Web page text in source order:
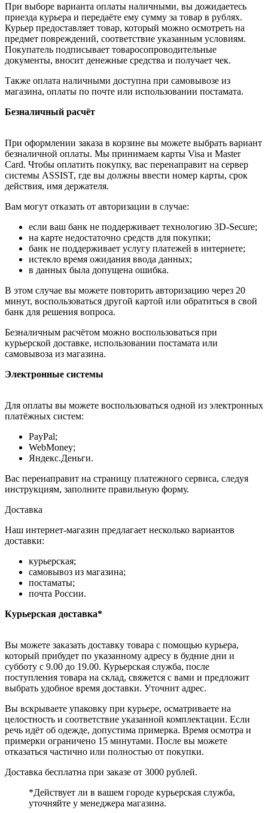
При выборе варианта оплаты наличными, вы дожидаетесь
приезда курьера и передаёте ему сумму за товар в рублях.
Курьер предоставляет товар, который можно осмотреть на
предмет повреждений, соответствие указанным условиям.
Покупатель подписывает товаросопроводительные
документы, вносит денежные средства и получает чек.
Также оплата наличными доступна при самовывозе из
магазина, оплаты по почте или использовании постамата.
Безналичный расчёт
При оформлении заказа в корзине вы можете выбрать вариант
безналичной оплаты. Мы принимаем карты Visa и Master
Card. Чтобы оплатить покупку, вас перенаправит на сервер
системы ASSIST, где вы должны ввести номер карты, срок
действия, имя держателя.
Вам могут отказать от авторизации в случае:
если ваш банк не поддерживает технологию 3D-Secure;
на карте недостаточно средств для покупки;
банк не поддерживает услугу платежей в интернете;
истекло время ожидания ввода данных;
в данных была допущена ошибка.
В этом случае вы можете повторить авторизацию через 20
минут, воспользоваться другой картой или обратиться в свой
банк для решения вопроса.
Безналичным расчётом можно воспользоваться при
курьерской доставке, использовании постамата или
самовывоза из магазина.
Электронные системы
Для оплаты вы можете воспользоваться одной из электронных
платёжных систем:
PayPal;
WebMoney;
Яндекс.Деньги.
Вас перенаправит на страницу платежного сервиса, следуя
инструкциям, заполните правильную форму.
Доставка
Наш интернет-магазин предлагает несколько вариантов
доставки:
курьерская;
самовывоз из магазина;
постаматы;
почта России.
Курьерская доставка*
Вы можете заказать доставку товара с помощью курьера,
который прибудет по указанному адресу в будние дни и
субботу с 9.00 до 19.00. Курьерская служба, после
поступления товара на склад, свяжется с вами и предложит
выбрать удобное время доставки. Уточнит адрес.
Вы вскрываете упаковку при курьере, осматриваете на
целостность и соответствие указанной комплектации. Если
речь идёт об одежде, допустима примерка. Время осмотра и
примерки ограничено 15 минутами. После вы можете
отказаться частично или полностью от покупки.
Доставка бесплатна при заказе от 3000 рублей.
*Действует ли в вашем городе курьерская служба,
уточняйте у менеджера магазина.